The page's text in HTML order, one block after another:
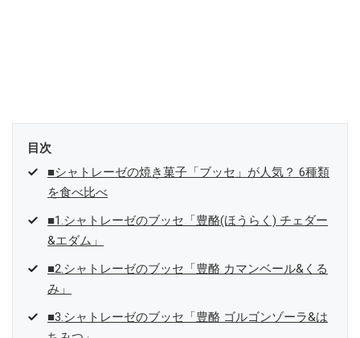
目次
■シャトレーゼの焼き菓子「ブッセ」が人気？ 6種類
を食べ比べ
■1.シャトレーゼのブッセ「豊酪(ほうらく) チェダー
&エダム」
■2.シャトレーゼのブッセ「豊酪 カマンベール&くる
み」
■3.シャトレーゼのブッセ「豊酪 ゴルゴンゾーラ&は